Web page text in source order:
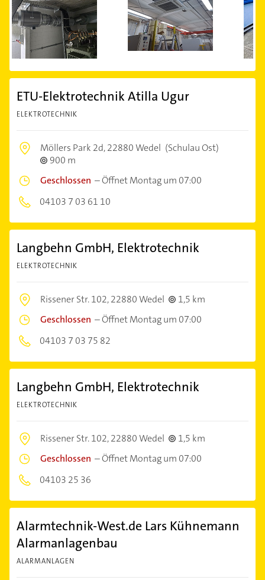
ETU-Elektrotechnik Atilla Ugur
ELEKTROTECHNIK
Möllers Park 2d,22880 Wedel (Schulau Ost)
900 m
Geschlossen –Öffnet Montag um 07:00
04103 7 03 61 10
Langbehn GmbH, Elektrotechnik
ELEKTROTECHNIK
Rissener Str. 102,22880 Wedel
1,5 km
Geschlossen –Öffnet Montag um 07:00
04103 7 03 75 82
Langbehn GmbH, Elektrotechnik
ELEKTROTECHNIK
Rissener Str. 102,22880 Wedel
1,5 km
Geschlossen –Öffnet Montag um 07:00
04103 25 36
Alarmtechnik-West.de Lars Kühnemann
Alarmanlagenbau
ALARMANLAGEN